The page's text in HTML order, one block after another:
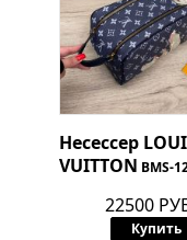
Несессер
VUITTON BMS-
22500
Купить